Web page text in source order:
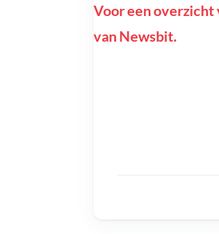
Voor een overzicht
van Newsbit.